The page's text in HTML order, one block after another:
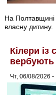
На Полтавщині
власну дитину.
Кілери
вербують
Чт, 06/08/2026 -